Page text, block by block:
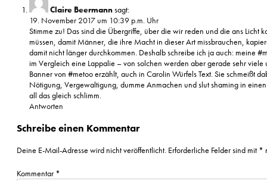
Claire Beermann sagt:
19. November 2017 um 10:39 p.m. Uhr
Stimme zu! Das sind die Übergriffe, über die wir reden und die ans Licht
müssen, damit Männer, die ihre Macht in dieser Art missbrauchen,
damit nicht länger durchkommen. Deshalb schreibe ich ja auch: meine
im Vergleich eine Lappalie – von solchen werden aber gerade sehr viele
Banner von #metoo erzählt, auch in Carolin Würfels Text. Sie schmeißt
Nötigung, Vergewaltigung, dumme Anmachen und slut shaming in
all das gleich schlimm.
Antworten
Schreibe einen Kommentar
Deine E-Mail-Adresse wird nicht veröffentlicht. Erforderliche Felder sind mit *
Kommentar *